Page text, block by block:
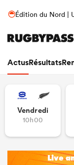
Édition du Nord |
ActusRésultats
Vendredi
10h00